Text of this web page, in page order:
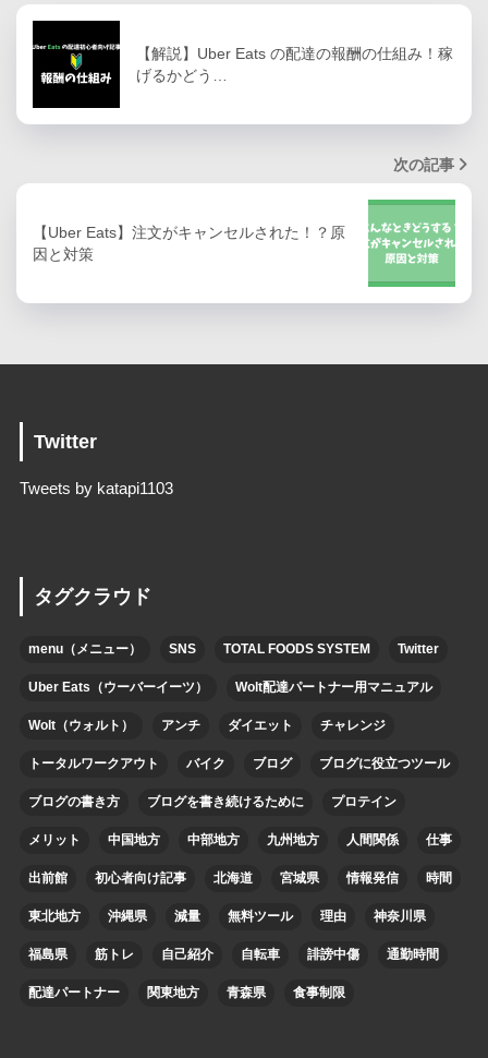
【解説】Uber Eats の配達の報酬の仕組み！稼
げるかどう…
次の記事
【Uber Eats】注文がキャンセルされた！？原
因と対策
Twitter
Tweets by katapi1103
タグクラウド
menu（メニュー） SNS TOTAL FOODS SYSTEM Twitter
Uber Eats（ウーバーイーツ） Wolt配達パートナー用マニュアル
Wolt（ウォルト） アンチ ダイエット チャレンジ
トータルワークアウト バイク ブログ ブログに役立つツール
ブログの書き方 ブログを書き続けるために プロテイン
メリット 中国地方 中部地方 九州地方 人間関係 仕事
出前館 初心者向け記事 北海道 宮城県 情報発信 時間
東北地方 沖縄県 減量 無料ツール 理由 神奈川県
福島県 筋トレ 自己紹介 自転車 誹謗中傷 通勤時間
配達パートナー 関東地方 青森県 食事制限